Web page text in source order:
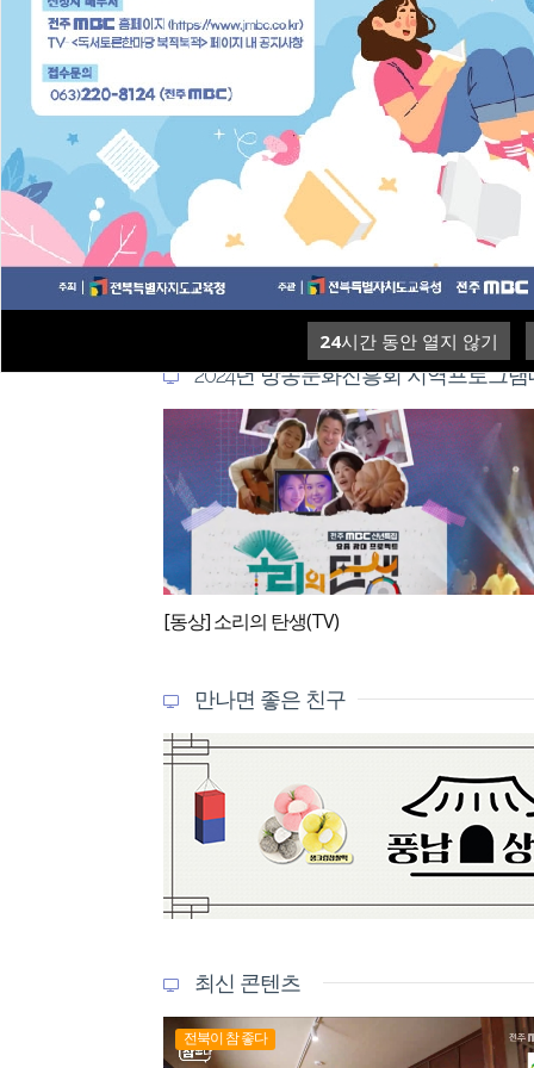
"쓰러질까 봐 밤에 나왔는
데".. 밤에도 '찜통'
"내부검토 끝났는데"..
님 한마디에 '흔들리는
각장'
2024년 방송문화진흥회 지역프로그램
[동상] 소리의 탄생(TV)
만나면 좋은 친구
최신 콘텐츠
전북이 참 좋다
24시간 동안 열지 않기